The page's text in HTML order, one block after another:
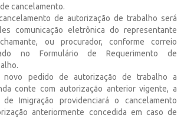
cancelamento.
de autorização de trabalho será
comunicação eletrônica do representante
ou procurador, conforme correio
no Formulário de Requerimento de
pedido de autorização de trabalho a
conte com autorização anterior vigente, a
de Imigração providenciará o cancelamento
anteriormente concedida em caso de